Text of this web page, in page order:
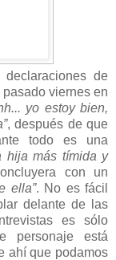
de
pasado viernes en
yo estoy bien,
, después de que
todo es una
hija más tímida y
con un
ella”. No es fácil
delante de las
es sólo
personaje está
ahí que podamos